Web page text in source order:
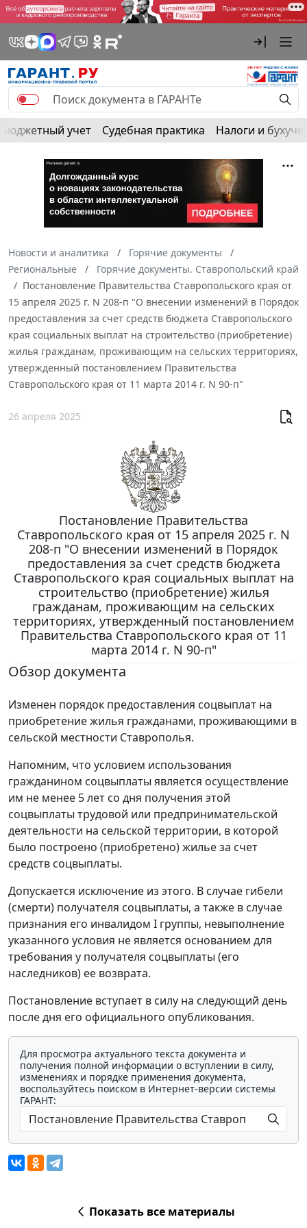
Бюджетный учет Судебная практика Налоги и
Новости и аналитика
Горячие документы
Региональные
Горячие документы. Ставропольский край
Постановление Правительства Ставропольского края от
15 апреля 2025 г. N 208-п "О внесении изменений в Порядок
предоставления за счет средств бюджета Ставропольского
края социальных выплат на строительство (приобретение)
жилья гражданам, проживающим на сельских территориях,
утвержденный постановлением Правительства
Ставропольского края от 11 марта 2014 г. N 90-п"
26 апреля 2025
Постановление Правительства
Ставропольского края от 15 апреля 2025 г. N
208-п "О внесении изменений в Порядок
предоставления за счет средств бюджета
Ставропольского края социальных выплат на
строительство (приобретение) жилья
гражданам, проживающим на сельских
территориях, утвержденный постановлением
Правительства Ставропольского края от 11
марта 2014 г. N 90-п"
Обзор документа
Изменен порядок предоставления соцвыплат на
приобретение жилья гражданами, проживающими в
сельской местности Ставрополья.
Напомним, что условием использования
гражданином соцвыплаты является осуществление
им не менее 5 лет со дня получения этой
соцвыплаты трудовой или предпринимательской
деятельности на сельской территории, в которой
было построено (приобретено) жилье за счет
средств соцвыплаты.
Допускается исключение из этого. В случае гибели
(смерти) получателя соцвыплаты, а также в случае
признания его инвалидом I группы, невыполнение
указанного условия не является основанием для
требования у получателя соцвыплаты (его
наследников) ее возврата.
Постановление вступает в силу на следующий день
после дня его официального опубликования.
Для просмотра актуального текста документа и
получения полной информации о вступлении в силу,
изменениях и порядке применения документа,
воспользуйтесь поиском в Интернет-версии системы
ГАРАНТ:
Показать все материалы